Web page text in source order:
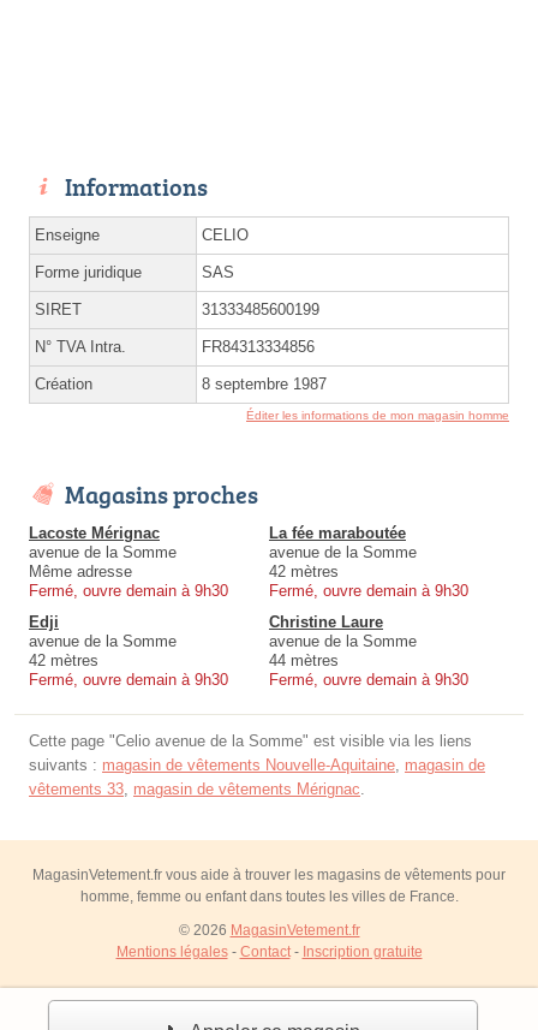
Informations
Enseigne CELIO
Forme juridique SAS
SIRET 31333485600199
N° TVA Intra. FR84313334856
Création 8 septembre 1987
Éditer les informations de mon magasin homme
Magasins proches
Lacoste Mérignac
avenue de la Somme
Même adresse
Fermé, ouvre demain à 9h30
La fée maraboutée
avenue de la Somme
42 mètres
Fermé, ouvre demain à 9h30
Edji
avenue de la Somme
42 mètres
Fermé, ouvre demain à 9h30
Christine Laure
avenue de la Somme
44 mètres
Fermé, ouvre demain à 9h30
Cette page "Celio avenue de la Somme" est visible via les liens
suivants : magasin de vêtements Nouvelle-Aquitaine magasin de
vêtements 33 magasin de vêtements Mérignac
MagasinVetement.fr vous aide à trouver les magasins de vêtements pour
homme, femme ou enfant dans toutes les villes de France.
© 2026 MagasinVetement.fr
Mentions légales- Contact- Inscription gratuite